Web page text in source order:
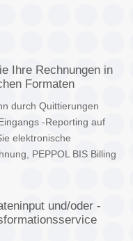
Ihre Rechnungen in
Formaten
durch Quittierungen
-Reporting auf
elektronische
PEPPOL BIS Billing
und/oder -